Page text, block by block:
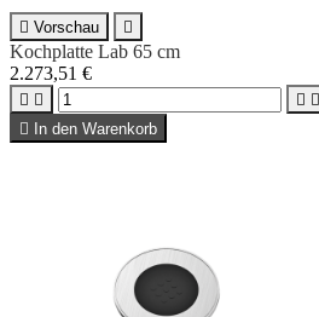
 Vorschau 
Kochplatte Lab 65 cm
2.273,51 €
   

In den Warenkorb